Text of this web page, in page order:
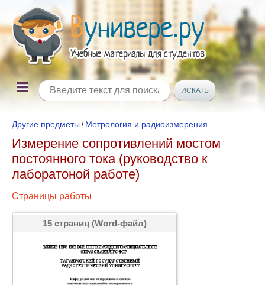
Другие предметы \ Метрология и радиоизмерения
Измерение сопротивлений мостом
постоянного тока (руководство к
лаборатоной работе)
Страницы работы
15 страниц (Word-файл)